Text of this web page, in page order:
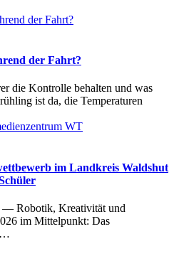
der Fahrt?
die Kontrolle behalten und was
ist da, die Temperaturen
im Landkreis Waldshut
— Robotik, Kreativität und
im Mittelpunkt: Das